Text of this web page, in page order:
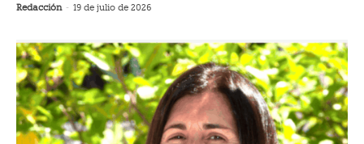
Redacción - 19 de julio de 2026